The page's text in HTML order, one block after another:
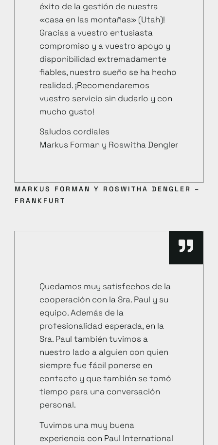
éxito de la gestión de nuestra
«casa en las montañas» (Utah)!
Gracias a vuestro entusiasta
compromiso y a vuestro apoyo y
disponibilidad extremadamente
fiables, nuestro sueño se ha hecho
realidad. ¡Recomendaremos
vuestro servicio sin dudarlo y con
mucho gusto!
Saludos cordiales
Markus Forman y Roswitha Dengler
MARKUS FORMAN Y ROSWITHA DENGLER –
FRANKFURT
Quedamos muy satisfechos de la
cooperación con la Sra. Paul y su
equipo. Además de la
profesionalidad esperada, en la
Sra. Paul también tuvimos a
nuestro lado a alguien con quien
siempre fue fácil ponerse en
contacto y que también se tomó
tiempo para una conversación
personal.
Tuvimos una muy buena
experiencia con Paul International